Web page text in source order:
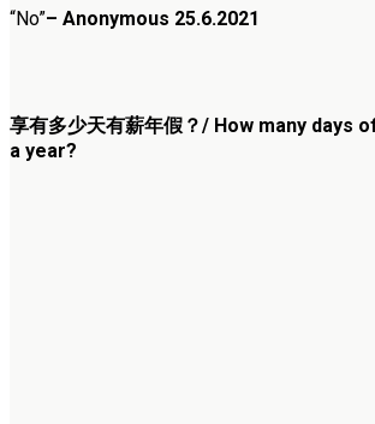
“No”– Anonymous 25.6.2021
享有多少天有薪年假？/ How many days
a year?